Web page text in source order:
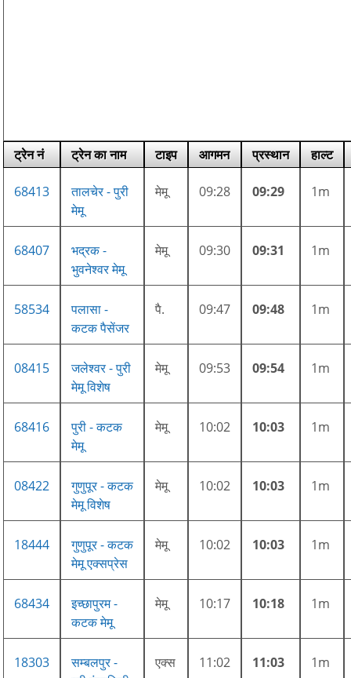
ट्रेन नं ट्रेन का नाम टाइप आगमन प्रस्थान हाल्ट
68413
तालचेर - पुरी
मेमू
मेमू 09:28 09:29 1m
68407
भद्रक -
भुवनेश्वर मेमू
मेमू 09:30 09:31 1m
58534
पलासा -
कटक पैसेंजर
पै. 09:47 09:48 1m
08415
जलेश्वर - पुरी
मेमू विशेष
मेमू 09:53 09:54 1m
68416
पुरी - कटक
मेमू
मेमू 10:02 10:03 1m
08422
गुणुपूर - कटक
मेमू विशेष
मेमू 10:02 10:03 1m
18444
गुणुपूर - कटक
मेमू एक्सप्रेस
मेमू 10:02 10:03 1m
68434
इच्छापुरम -
कटक मेमू
मेमू 10:17 10:18 1m
18303
सम्बलपुर -
एक्स 11:02 11:03 1m